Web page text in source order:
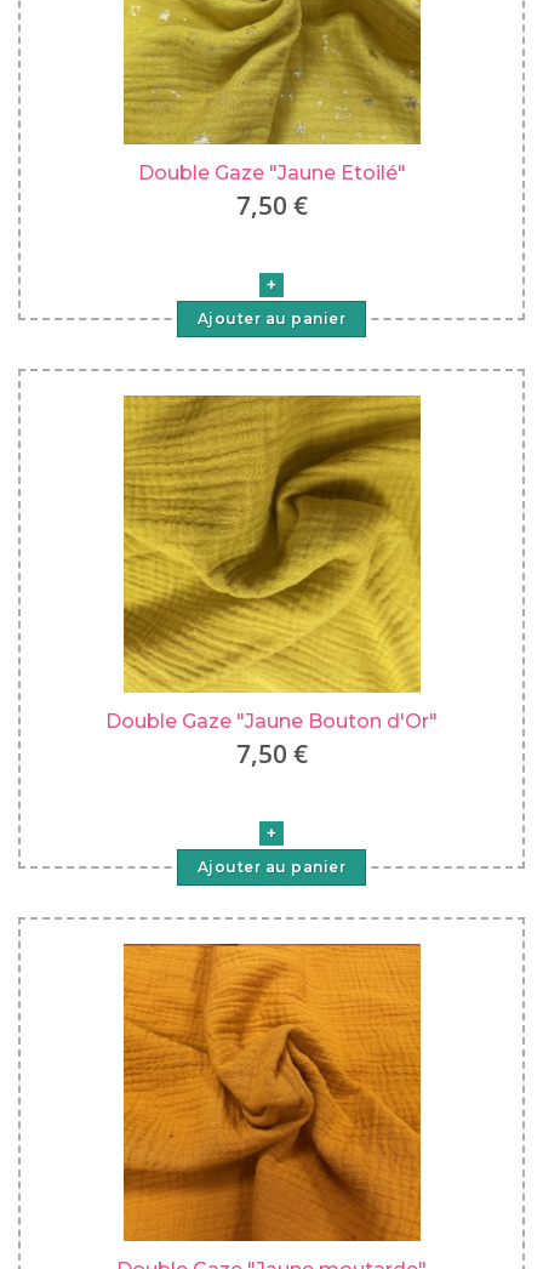
Double Gaze "Jaune Etoilé"
7,50 €
Ajouter au panier
Double Gaze "Jaune Bouton d'Or"
7,50 €
Ajouter au panier